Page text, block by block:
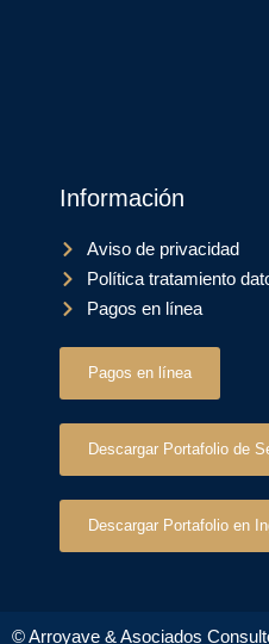
Información
Aviso de privacidad
Política tratamiento
Pagos en línea
Pagos en línea
Descargar Portafolio de
Descargar Portafolio en
© Arroyave & Asociados